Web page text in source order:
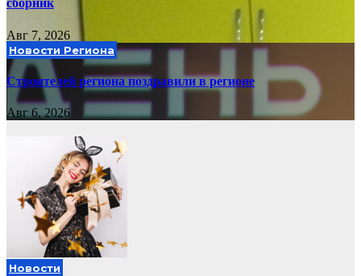
сборник
Авг 7, 2026
Новости Региона
Строителей региона поздравили в регионе
Авг 6, 2026
Новости